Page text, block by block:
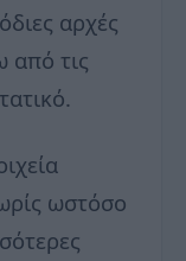
αρχές
από τις
ωστόσο